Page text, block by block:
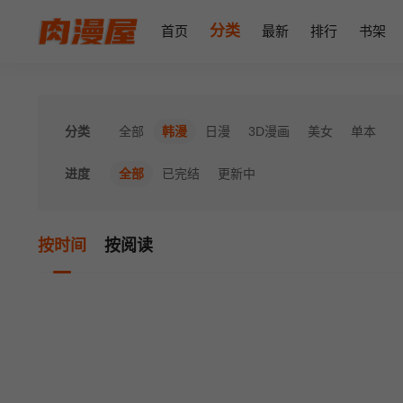
首页 分类 最新 排行 书架
分类 全部 韩漫 日漫 3D漫画 美女 单本
进度 全部 已完结 更新中
按时间 按阅读